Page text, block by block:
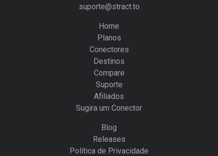
suporte@stract.to
Home
Planos
Conectores
Destinos
Compare
Suporte
Afiliados
Sugira um Conector
Blog
Releases
Política de Privacidade